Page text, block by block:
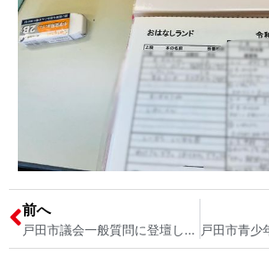
前へ
戸田市議会一般質問に登壇します 戸田市議会議員 宮内そうこ